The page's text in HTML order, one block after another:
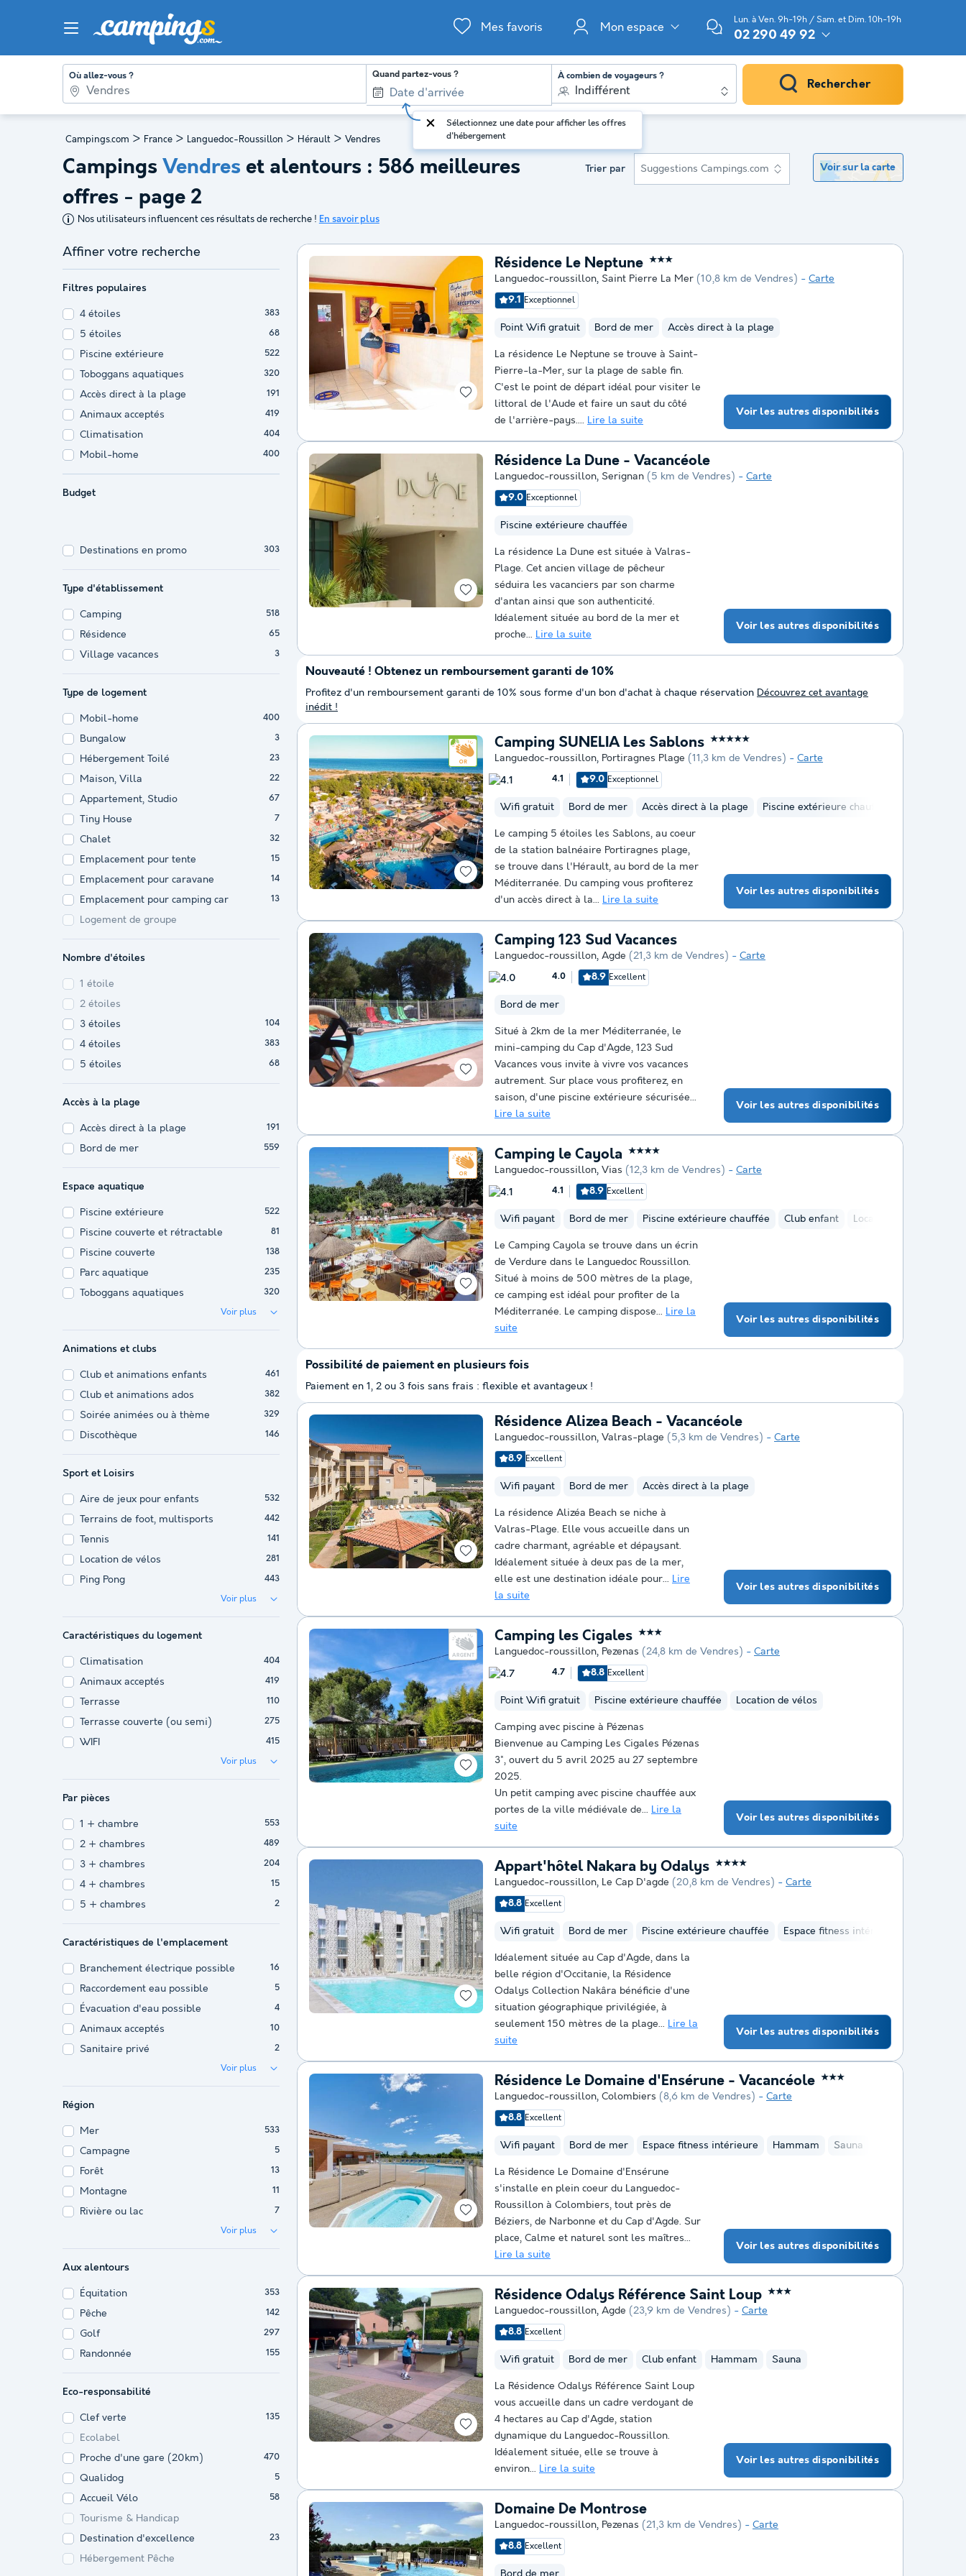
Mes favoris Mon espace
Lun. à Ven. 9h-19h / Sam. et Dim. 10h-19h
02 290 49 92
Où allez-vous ? Quand partez-vous ?
Sélectionnez une date pour afficher les offres
d'hébergement
À combien de voyageurs ?
Indifférent Rechercher
Campings.com > France > Languedoc-Roussillon > Hérault > Vendres
Campings Vendres et alentours : 586 meilleures
offres - page 2
Nos utilisateurs influencent ces résultats de recherche ! En savoir plus
Trier par Suggestions Campings.com Voir sur la carte
Affiner votre recherche
Filtres populaires
4 étoiles 383
5 étoiles 68
Piscine extérieure 522
Toboggans aquatiques 320
Accès direct à la plage 191
Animaux acceptés 419
Climatisation 404
Mobil-home 400
Budget
Destinations en promo 303
Type d'établissement
Camping 518
Résidence 65
Village vacances 3
Type de logement
Mobil-home 400
Bungalow 3
Hébergement Toilé 23
Maison, Villa 22
Appartement, Studio 67
Tiny House 7
Chalet 32
Emplacement pour tente 15
Emplacement pour caravane 14
Emplacement pour camping car 13
Logement de groupe
Nombre d'étoiles
1 étoile
2 étoiles
3 étoiles
104
4 étoiles 383
5 étoiles 68
Accès à la plage
Accès direct à la plage 191
Bord de mer 559
Espace aquatique
Piscine extérieure 522
Piscine couverte et rétractable 81
Piscine couverte 138
Parc aquatique 235
Toboggans aquatiques 320
Voir plus
Animations et clubs
Club et animations enfants 461
Club et animations ados 382
Soirée animées ou à thème 329
Discothèque 146
Sport et Loisirs
Aire de jeux pour enfants 532
Terrains de foot, multisports 442
Tennis 141
Location de vélos 281
Ping Pong 443
Voir plus
Caractéristiques du logement
Climatisation 404
Animaux acceptés 419
Terrasse 110
Terrasse couverte (ou semi) 275
WIFI 415
Voir plus
Par pièces
1 + chambre 553
2 + chambres 489
3 + chambres 204
4 + chambres 15
5 + chambres 2
Caractéristiques de l'emplacement
Branchement électrique possible 16
Raccordement eau possible 5
Évacuation d'eau possible 4
Animaux acceptés 10
Sanitaire privé 2
Voir plus
Région
Mer 533
Campagne 5
Forêt 13
Montagne 11
Rivière ou lac 7
Voir plus
Aux alentours
Équitation 353
Pêche 142
Golf 297
Randonnée 155
Eco-responsabilité
Clef verte 135
Ecolabel
Proche d'une gare (20km)
470
Qualidog 5
Accueil Vélo 58
Tourisme & Handicap
Destination d'excellence
23
Hébergement Pêche
Résidence Le Neptune ★★★
Languedoc-roussillon, Saint Pierre La Mer (10,8 km de Vendres)
Carte
9.1 Exceptionnel
Point Wifi gratuit Bord de mer Accès direct à la plage
La résidence Le Neptune se trouve à Saint-
Pierre-la-Mer, sur la plage de sable fin.
C'est le point de départ idéal pour visiter le
littoral de l'Aude et faire un saut du côté
de l'arrière-pays.... Lire la suite
Voir les autres disponibilités
Résidence La Dune - Vacancéole
Languedoc-roussillon, Serignan (5 km de Vendres)
Carte
9.0 Exceptionnel
Piscine extérieure chauffée
La résidence La Dune est située à Valras-
Plage. Cet ancien village de pêcheur
séduira les vacanciers par son charme
d'antan ainsi que son authenticité.
Idéalement située au bord de la mer et
proche... Lire la suite
Voir les autres disponibilités
Camping SUNELIA Les Sablons ★★★★★
Languedoc-roussillon, Portiragnes Plage (11,3 km de Vendres) Carte
4.1 9.0 Exceptionnel
Wifi gratuit Bord de mer Accès direct à la plage Piscine extérieure chauffée
Le camping 5 étoiles les Sablons, au coeur
de la station balnéaire Portiragnes plage,
se trouve dans l'Hérault, au bord de la mer
Méditerranée. Du camping vous profiterez
d'un accès direct à la... Lire la suite
Voir les autres disponibilités
Camping 123 Sud Vacances
Languedoc-roussillon, Agde (21,3 km de Vendres) Carte
4.0 8.9 Excellent
Bord de mer
Situé à 2km de la mer Méditerranée, le
mini-camping du Cap d'Agde, 123 Sud
Vacances vous invite à vivre vos vacances
autrement. Sur place vous profiterez, en
saison, d'une piscine extérieure sécurisée...
Lire la suite
Voir les autres disponibilités
Camping le Cayola ★★★★
Languedoc-roussillon, Vias (12,3 km de Vendres) Carte
4.1 8.9 Excellent
Wifi payant Bord de mer Piscine extérieure chauffée Club enfant Location de vélos
Le Camping Cayola se trouve dans un écrin
de Verdure dans le Languedoc Roussillon.
Situé à moins de 500 mètres de la plage,
ce camping est idéal pour profiter de la
Méditerranée. Le camping dispose... Lire la
suite
Voir les autres disponibilités
Résidence Alizea Beach - Vacancéole
Languedoc-roussillon, Valras-plage (5,3 km de Vendres)
Carte
8.9 Excellent
Wifi payant Bord de mer Accès direct à la plage
La résidence Alizéa Beach se niche à
Valras-Plage. Elle vous accueille dans un
cadre charmant, agréable et dépaysant.
Idéalement située à deux pas de la mer,
elle est une destination idéale pour... Lire
la suite
Voir les autres disponibilités
Camping les Cigales ★★★
Languedoc-roussillon, Pezenas (24,8 km de Vendres) Carte
4.7 8.8 Excellent
Point Wifi gratuit Piscine extérieure chauffée Location de vélos
Camping avec piscine à Pézenas
Bienvenue au Camping Les Cigales Pézenas
3*, ouvert du 5 avril 2025 au 27 septembre
2025.
Un petit camping avec piscine chauffée aux
portes de la ville médiévale de... Lire la
suite
Voir les autres disponibilités
Appart'hôtel Nakara by Odalys ★★★★
Languedoc-roussillon, Le Cap D'agde (20,8 km de Vendres)
Carte
8.8 Excellent
Wifi gratuit Bord de mer Piscine extérieure chauffée Espace fitness intérieure
Idéalement située au Cap d'Agde, dans la
belle région d'Occitanie, la Résidence
Odalys Collection Nakâra bénéficie d'une
situation géographique privilégiée, à
seulement 150 mètres de la plage... Lire la
suite
Voir les autres disponibilités
Résidence Le Domaine d'Ensérune - Vacancéole ★★★
Languedoc-roussillon, Colombiers (8,6 km de Vendres)
Carte
8.8 Excellent
Wifi payant Bord de mer Espace fitness intérieure Hammam Sauna
La Résidence Le Domaine d'Ensérune
s'installe en plein coeur du Languedoc-
Roussillon à Colombiers, tout près de
Béziers, de Narbonne et du Cap d'Agde. Sur
place, Calme et naturel sont les maîtres...
Lire la suite
Voir les autres disponibilités
Résidence Odalys Référence Saint Loup ★★★
Languedoc-roussillon, Agde (23,9 km de Vendres)
Carte
8.8 Excellent
Wifi gratuit Bord de mer Club enfant Hammam Sauna
La Résidence Odalys Référence Saint Loup
vous accueille dans un cadre verdoyant de
4 hectares au Cap d'Agde, station
dynamique du Languedoc-Roussillon.
Idéalement située, elle se trouve à
environ... Lire la suite
Voir les autres disponibilités
Domaine De Montrose
Languedoc-roussillon, Pezenas (21,3 km de Vendres)
Carte
8.8 Excellent
Bord de mer
Nouveauté ! Obtenez un remboursement garanti de 10%
Profitez d'un remboursement garanti de 10% sous forme d'un bon d'achat à chaque réservation Découvrez cet avantage
inédit !
Possibilité de paiement en plusieurs fois
Paiement en 1, 2 ou 3 fois sans frais : flexible et avantageux !